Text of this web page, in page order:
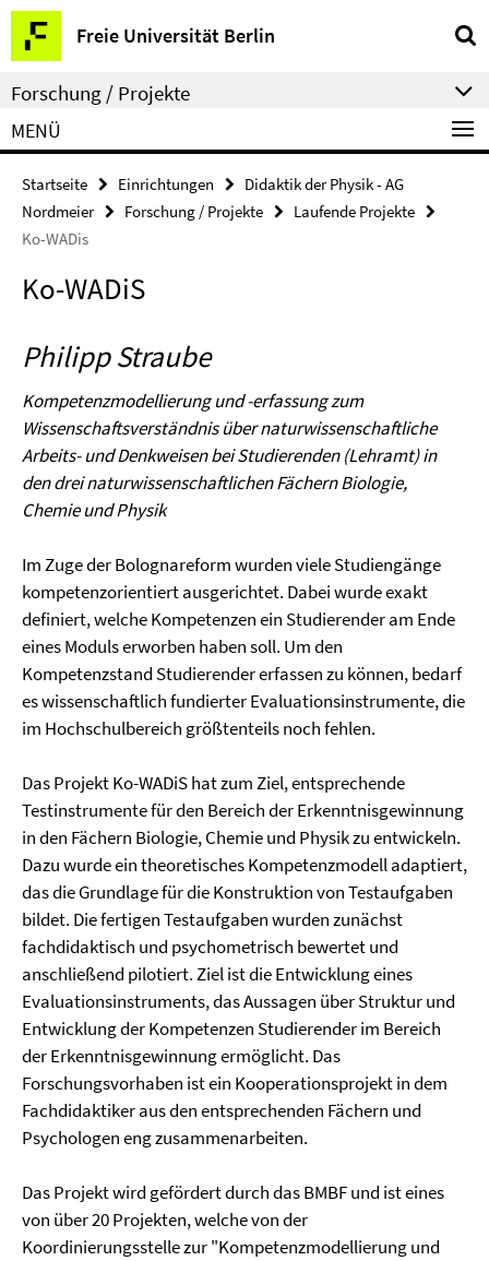
Springe
direkt
zu
Inhalt
Freie Universität Berlin
Service-
Navigation
Forschung / Projekte
MENÜ
Startseite Einrichtungen
Didaktik der Physik - AG
Nordmeier
Forschung / Projekte
Laufende Projekte
Ko-WADis
Ko-WADiS
Philipp Straube
Kompetenzmodellierung und -erfassung zum
Wissenschaftsverständnis über naturwissenschaftliche
Arbeits- und Denkweisen bei Studierenden (Lehramt) in
den drei naturwissenschaftlichen Fächern Biologie,
Chemie und Physik
Im Zuge der Bolognareform wurden viele Studiengänge
kompetenzorientiert ausgerichtet. Dabei wurde exakt
definiert, welche Kompetenzen ein Studierender am Ende
eines Moduls erworben haben soll. Um den
Kompetenzstand Studierender erfassen zu können, bedarf
es wissenschaftlich fundierter Evaluationsinstrumente, die
im Hochschulbereich größtenteils noch fehlen.
Das Projekt Ko-WADiS hat zum Ziel, entsprechende
Testinstrumente für den Bereich der Erkenntnisgewinnung
in den Fächern Biologie, Chemie und Physik zu entwickeln.
Dazu wurde ein theoretisches Kompetenzmodell adaptiert,
das die Grundlage für die Konstruktion von Testaufgaben
bildet. Die fertigen Testaufgaben wurden zunächst
fachdidaktisch und psychometrisch bewertet und
anschließend pilotiert. Ziel ist die Entwicklung eines
Evaluationsinstruments, das Aussagen über Struktur und
Entwicklung der Kompetenzen Studierender im Bereich
der Erkenntnisgewinnung ermöglicht. Das
Forschungsvorhaben ist ein Kooperationsprojekt in dem
Fachdidaktiker aus den entsprechenden Fächern und
Psychologen eng zusammenarbeiten.
Das Projekt wird gefördert durch das BMBF und ist eines
von über 20 Projekten, welche von der
Koordinierungsstelle zur "Kompetenzmodellierung und